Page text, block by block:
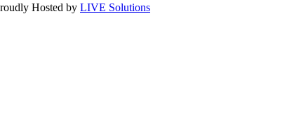
Hosted by LIVE Solutions